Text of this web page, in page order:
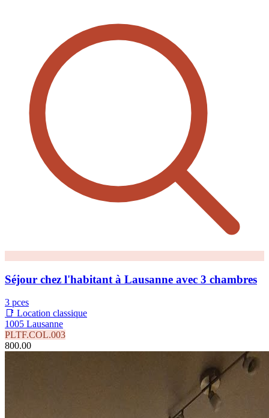
Séjour chez l'habitant à Lausanne avec 3 chambres
3 pces
📑 Location classique
1005 Lausanne
PLTF.COL.003
800.00